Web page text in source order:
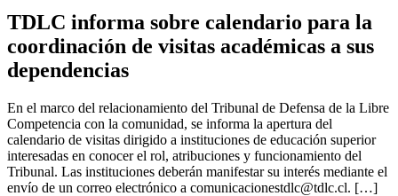
TDLC informa sobre calendario para la
coordinación de visitas académicas a sus
dependencias
En el marco del relacionamiento del Tribunal de Defensa de la Libre
Competencia con la comunidad, se informa la apertura del
calendario de visitas dirigido a instituciones de educación superior
interesadas en conocer el rol, atribuciones y funcionamiento del
Tribunal. Las instituciones deberán manifestar su interés mediante el
envío de un correo electrónico a comunicacionestdlc@tdlc.cl. […]